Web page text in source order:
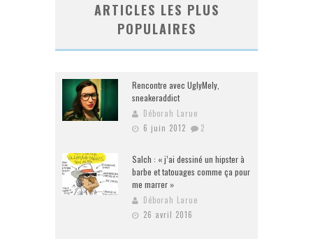
ARTICLES LES PLUS
POPULAIRES
Rencontre avec UglyMely,
sneakeraddict
Déborah Larue
6 juin 2012
2
Salch : « j’ai dessiné un hipster à
barbe et tatouages comme ça pour
me marrer »
Déborah Larue
26 avril 2016